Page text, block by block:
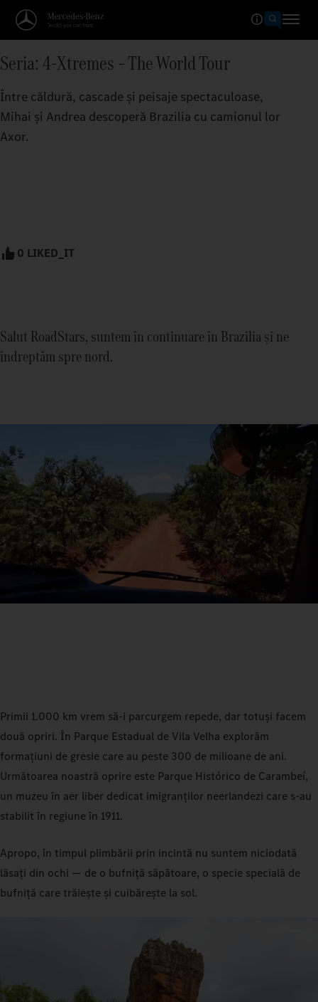
Seria: 4-Xtremes – The World Tour
Între căldură, cascade și peisaje spectaculoase,
Mihai și Andrea descoperă Brazilia cu camionul lor
Axor.
0 LIKED_IT
Salut RoadStars, suntem în continuare în Brazilia și ne
îndreptăm spre nord.
Primii 1.000 km vrem să-i parcurgem repede, dar totuși facem
două opriri. În Parque Estadual de Vila Velha explorăm
formațiuni de gresie care au peste 300 de milioane de ani.
Următoarea noastră oprire este Parque Histórico de Carambeí,
un muzeu în aer liber dedicat imigranților neerlandezi care s-au
stabilit în regiune în 1911.
Apropo, în timpul plimbării prin incintă nu suntem niciodată
lăsați din ochi — de o bufniță săpătoare, o specie specială de
bufniță care trăiește și cuibărește la sol.